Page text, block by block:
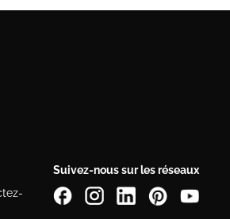
Suivez-nous sur les réseaux